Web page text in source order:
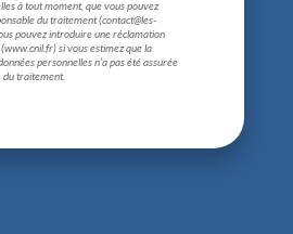
à tout moment, que vous pouvez
du traitement (contact@les-
pouvez introduire une réclamation
si vous estimez que la
personnelles n’a pas été assurée
du traitement.